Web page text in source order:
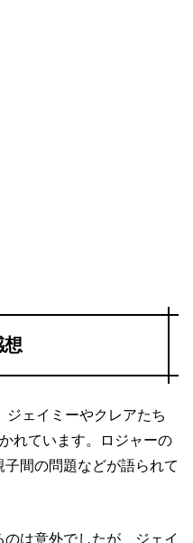
想
ジェイミーやクレアたち
れています。ロジャーの
間の問題などが語られて
は意外でしたが、ジェイ